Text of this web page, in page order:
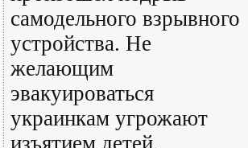
самодельного взрывного
устройства. Не
желающим
эвакуироваться
украинкам угрожают
изъятием детей.